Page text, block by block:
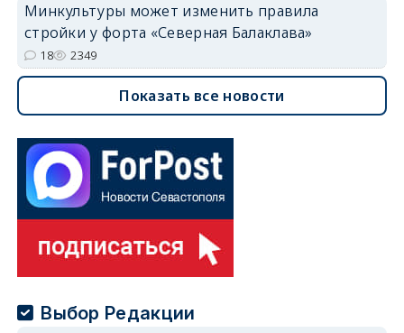
Минкультуры может изменить правила
стройки у форта «Северная Балаклава»
18 2349
Показать все новости
Выбор Редакции